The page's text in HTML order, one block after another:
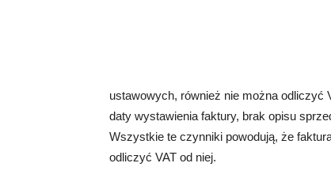
ustawowych, również nie można odliczyć
daty wystawienia faktury, brak opisu
Wszystkie te czynniki powodują, że
odliczyć VAT od niej.